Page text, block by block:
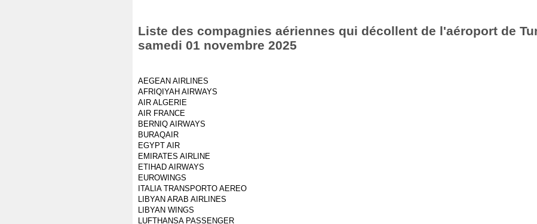
Liste des compagnies aériennes qui décollent de l'aéroport de
samedi 01 novembre 2025
AEGEAN AIRLINES
AFRIQIYAH AIRWAYS
AIR ALGERIE
AIR FRANCE
BERNIQ AIRWAYS
BURAQAIR
EGYPT AIR
EMIRATES AIRLINE
ETIHAD AIRWAYS
EUROWINGS
ITALIA TRANSPORTO AEREO
LIBYAN ARAB AIRLINES
LIBYAN WINGS
LUFTHANSA PASSENGER